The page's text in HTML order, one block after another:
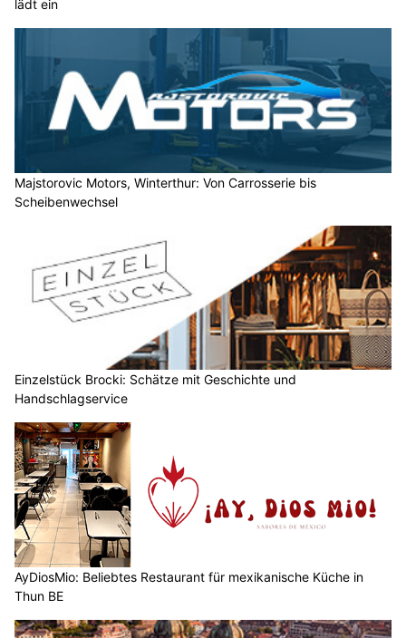
lädt ein
Majstorovic Motors, Winterthur: Von Carrosserie bis
Scheibenwechsel
Einzelstück Brocki: Schätze mit Geschichte und
Handschlagservice
AyDiosMio: Beliebtes Restaurant für mexikanische Küche in
Thun BE